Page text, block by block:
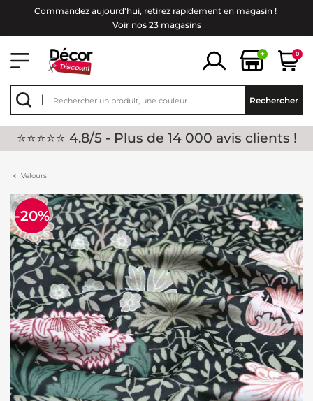
Commandez aujourd'hui, retirez rapidement en magasin !
Voir nos 23 magasins
+ 0
Rechercher
⭐⭐⭐⭐⭐ 4.8/5 - Plus de 14 000 avis clients !
Velours
-20%